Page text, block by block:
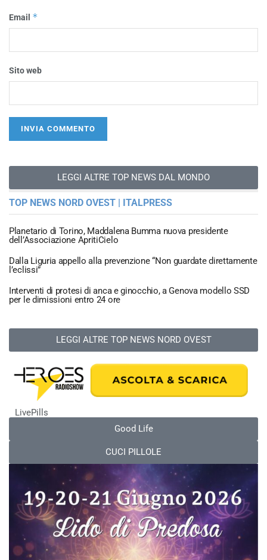
Email *
Sito web
LEGGI ALTRE TOP NEWS DAL MONDO
TOP NEWS NORD OVEST | ITALPRESS
Planetario di Torino, Maddalena Bumma nuova presidente
dell’Associazione ApritiCielo
Dalla Liguria appello alla prevenzione “Non guardate direttamente
l’eclissi”
Interventi di protesi di anca e ginocchio, a Genova modello SSD
per le dimissioni entro 24 ore
LEGGI ALTRE TOP NEWS NORD OVEST
LivePills
Good Life
CUCI PILLOLE